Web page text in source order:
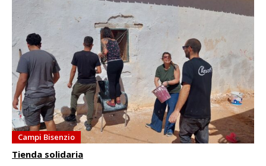
Campi Bisenzio
Tienda solidaria